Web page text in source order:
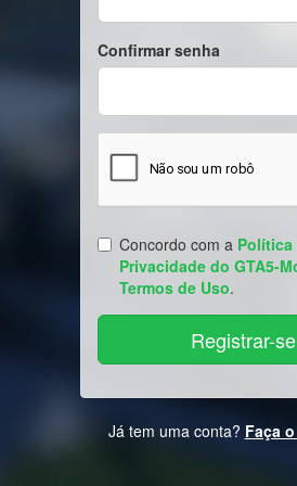
Confirmar senha
Concordo com a Política
Privacidade do GTA5-
Termos de Uso.
Já tem uma conta? Faça